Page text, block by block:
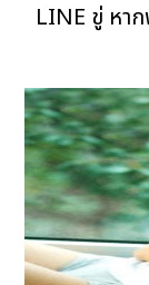
LINE ขู่ หา